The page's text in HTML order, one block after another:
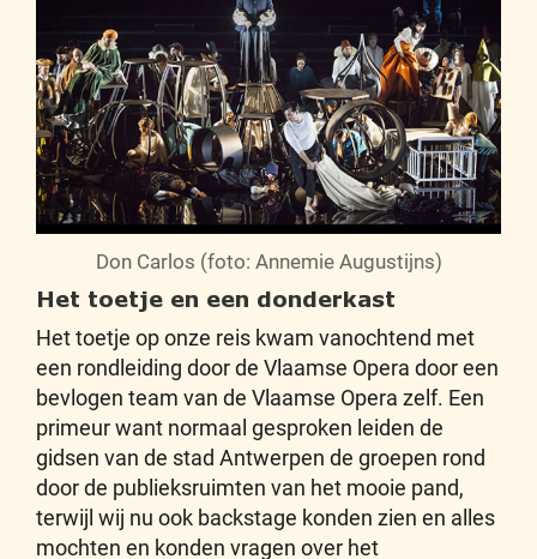
Don Carlos (foto: Annemie Augustijns)
Het toetje en een donderkast
Het toetje op onze reis kwam vanochtend met
een rondleiding door de Vlaamse Opera door een
bevlogen team van de Vlaamse Opera zelf. Een
primeur want normaal gesproken leiden de
gidsen van de stad Antwerpen de groepen rond
door de publieksruimten van het mooie pand,
terwijl wij nu ook backstage konden zien en alles
mochten en konden vragen over het